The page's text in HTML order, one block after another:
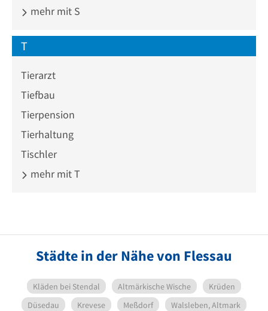
mehr mit S
T
Tierarzt
Tiefbau
Tierpension
Tierhaltung
Tischler
mehr mit T
Städte in der Nähe von Flessau
Kläden bei Stendal Altmärkische Wische
Krüden
Düsedau
Krevese Meßdorf
Walsleben, Altmark